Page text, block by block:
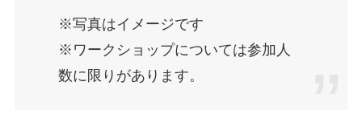
※写真はイメージです
※ワークショップについては参加人
数に限りがあります。